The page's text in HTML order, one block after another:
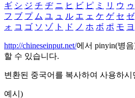
ギ シ ジ チ ヂ ニ ヒ ビ ピ ミ リ ウ ゥ
フ ブ プ ム ユ ュ ル エ ェ ケ ゲ セ ゼ
ォ コ ゴ ソ ゾ ト ド ノ ホ ボ ポ モ ヨ
http://chineseinput.net/에서 pinyin(병
할 수 있습니다.
변환된 중국어를 복사하여 사용하시
예시)